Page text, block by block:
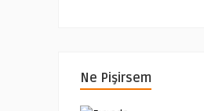
Ne Pişirsem